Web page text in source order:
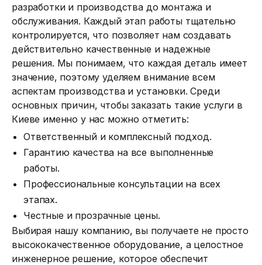
разработки и производства до монтажа и
обслуживания. Каждый этап работы тщательно
контролируется, что позволяет нам создавать
действительно качественные и надежные
решения. Мы понимаем, что каждая деталь имеет
значение, поэтому уделяем внимание всем
аспектам производства и установки. Среди
основных причин, чтобы заказать такие услуги в
Киеве именно у нас можно отметить:
Ответственный и комплексный подход.
Гарантию качества на все выполненные
работы.
Профессиональные консультации на всех
этапах.
Честные и прозрачные цены.
Выбирая нашу компанию, вы получаете не просто
высококачественное оборудование, а целостное
инженерное решение, которое обеспечит